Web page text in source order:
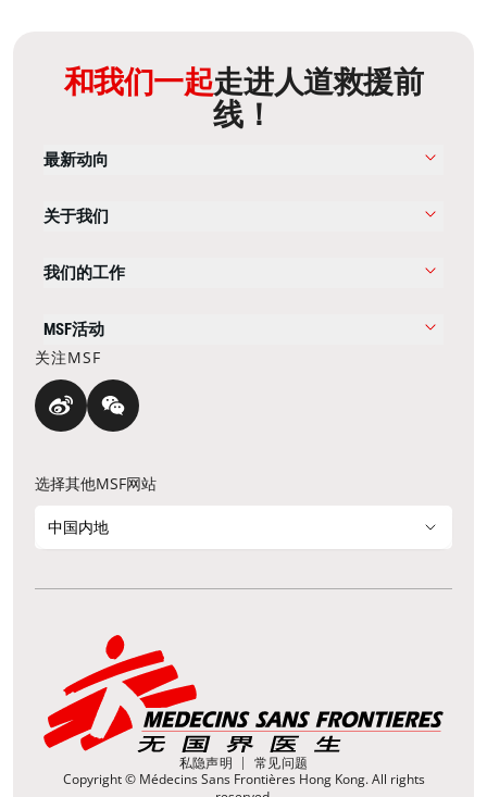
和我们一起走进人道救援前
线！
最新动向
关于我们
我们的工作
MSF活动
关注MSF
选择其他MSF网站
中国内地
私隐声明
常见问题
Copyright © Médecins Sans Frontières Hong Kong. All rights